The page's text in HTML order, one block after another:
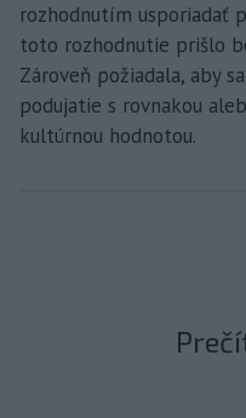
rozhodnutím usporiadať
toto rozhodnutie prišlo
Zároveň požiadala, aby
podujatie s rovnakou
kultúrnou hodnotou.